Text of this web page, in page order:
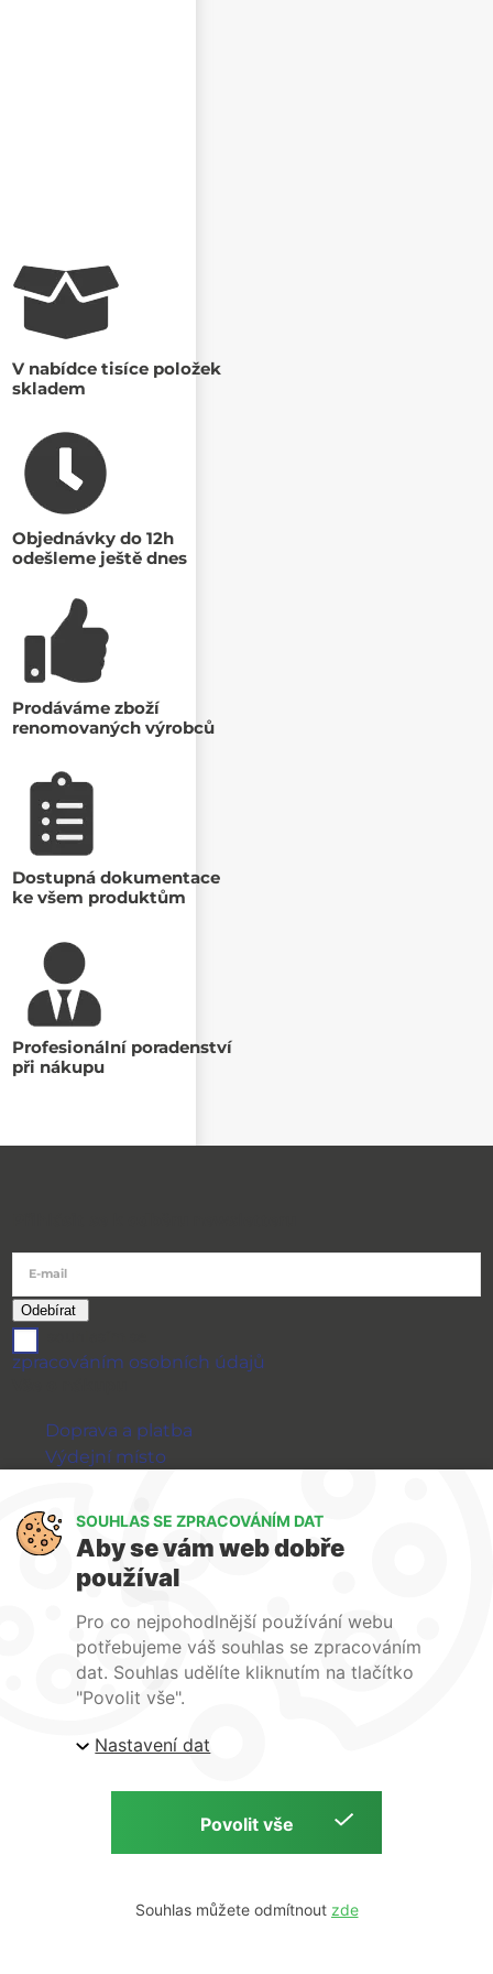
V nabídce tisíce položek
skladem
Objednávky do 12h
odešleme ještě dnes
Prodáváme zboží
renomovaných výrobců
Dostupná dokumentace
ke všem produktům
Profesionální poradenství
při nákupu
E-mail
zpracováním osobních údajů
Doprava a platba
Výdejní místo
GDPR
WIRPO s.r.o.
Obchodní podmínky
O nás
Kontakty
Firemní web
E-shop Wirpo.cz, Škrobárenská 518/16, Brno
Copyright © 2026 E-shop Wirpo.cz | by
SOUHLAS SE ZPRACOVÁNÍM DAT
Aby se vám web dobře
používal
Pro co nejpohodlnější používání webu
potřebujeme váš souhlas se zpracováním
dat. Souhlas udělíte kliknutím na tlačítko
"Povolit vše".
Nastavení dat
Souhlas můžete odmítnout